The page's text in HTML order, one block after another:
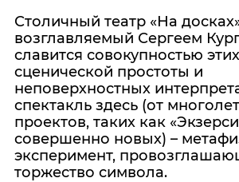
Столичный театр «На
возглавляемый Сергеем
славится совокупностью
сценической простоты и
неповерхностных
спектакль здесь (от
проектов, таких как
совершенно новых) –
эксперимент,
торжество символа.